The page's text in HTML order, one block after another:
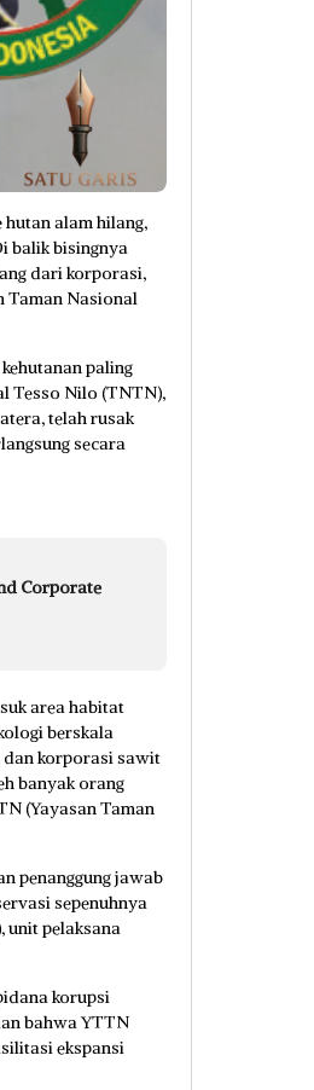
hutan alam hilang,
balik bisingnya
dari korporasi,
Taman Nasional
paling
Tesso Nilo (TNTN),
telah rusak
secara
Corporate
area habitat
berskala
dan korporasi sawit
banyak orang
(Yayasan Taman
penanggung jawab
sepenuhnya
unit pelaksana
korupsi
bahwa YTTN
ekspansi